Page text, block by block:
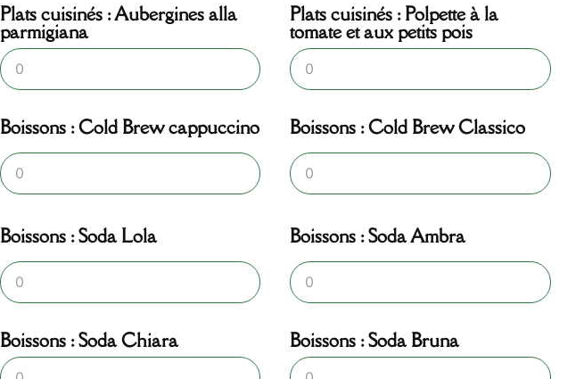
Plats cuisinés : Aubergines alla
parmigiana
Plats cuisinés : Polpette à la
tomate et aux petits pois
Boissons : Cold Brew cappuccino Boissons : Cold Brew Classico
Boissons : Soda Lola Boissons : Soda Ambra
Boissons : Soda Chiara Boissons : Soda Bruna